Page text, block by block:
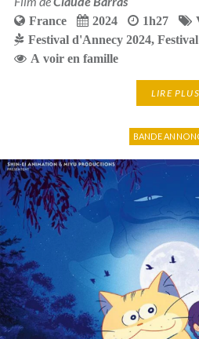
France 2024 1h27
Festival d'Annecy 2024,
A voir en famille
LIRE PLUS
BANDE